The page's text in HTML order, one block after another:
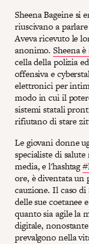
Sheena Bageine si
riuscivano a
Aveva ricevuto le
anonimo.Sheena
cella della polizia
offensiva e
elettronici per
modo in cui il
sistemi statali
rifiutano di stare
Le giovani donne
specialiste di
media, e l'hashtag
ore, è diventata un
cauzione. Il caso
delle sue coetanee
quanto sia agile la
digitale,
prevalgono nella